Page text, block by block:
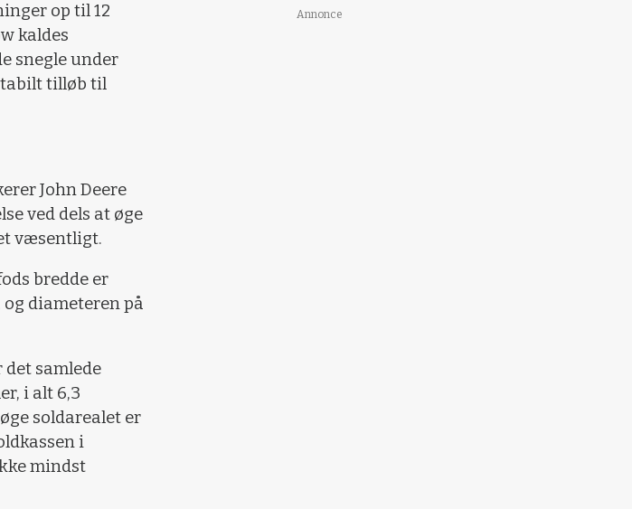
op til 12
kaldes
snegle under
tilløb til
John Deere
ved dels at øge
væsentligt.
bredde er
diameteren på
det samlede
i alt 6,3
soldarealet er
i
mindst
Annonce